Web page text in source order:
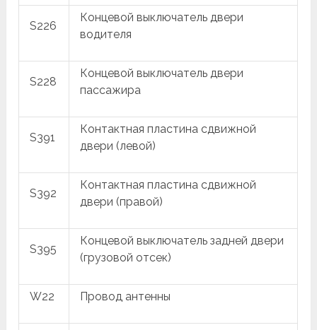
S226
Концевой выключатель двери
водителя
S228
Концевой выключатель двери
пассажира
S391
Контактная пластина сдвижной
двери (левой)
S392
Контактная пластина сдвижной
двери (правой)
S395
Концевой выключатель задней двери
(грузовой отсек)
W22 Провод антенны